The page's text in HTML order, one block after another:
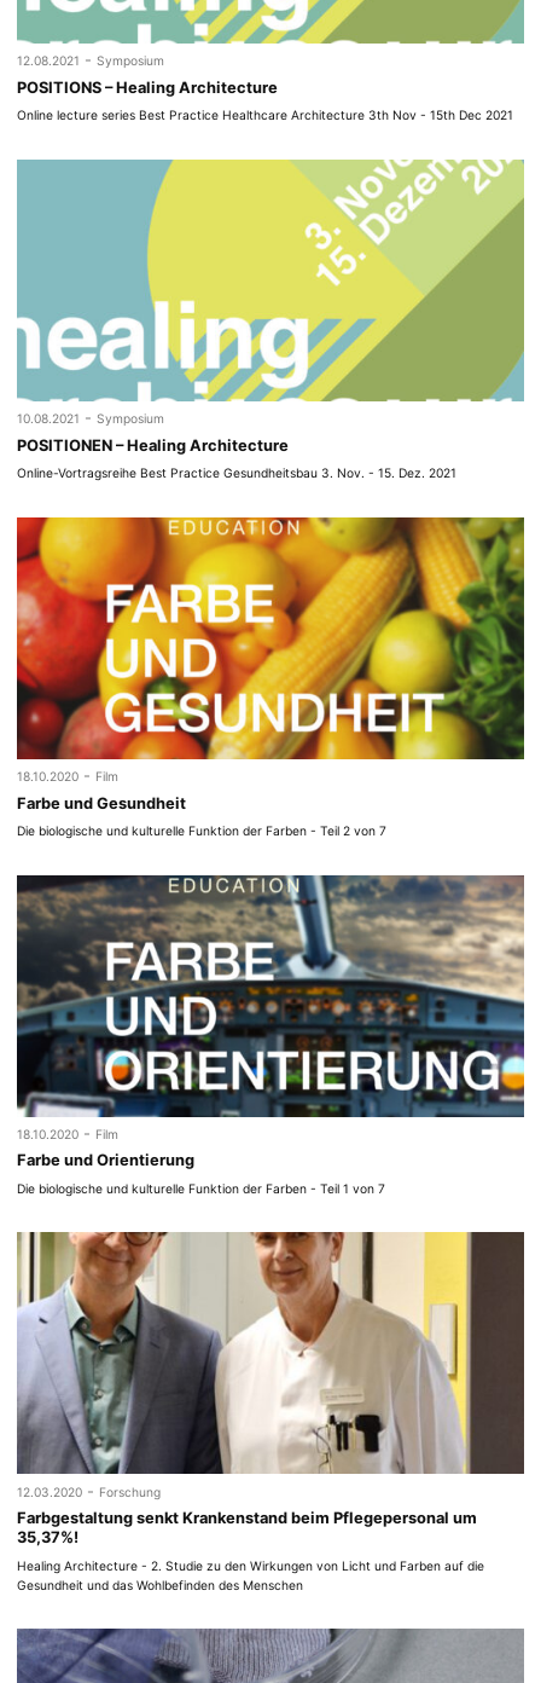
12.08.2021 - Symposium
POSITIONS – Healing Architecture
Online lecture series Best Practice Healthcare Architecture 3th Nov - 15th Dec 2021
10.08.2021 - Symposium
POSITIONEN – Healing Architecture
Online-Vortragsreihe Best Practice Gesundheitsbau 3. Nov. - 15. Dez. 2021
18.10.2020 - Film
Farbe und Gesundheit
Die biologische und kulturelle Funktion der Farben - Teil 2 von 7
18.10.2020 - Film
Farbe und Orientierung
Die biologische und kulturelle Funktion der Farben - Teil 1 von 7
12.03.2020 - Forschung
Farbgestaltung senkt Krankenstand beim Pflegepersonal um
35,37%!
Healing Architecture - 2. Studie zu den Wirkungen von Licht und Farben auf die
Gesundheit und das Wohlbefinden des Menschen